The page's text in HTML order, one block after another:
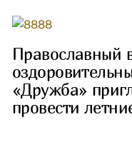
Православный
«Дружба»
провести